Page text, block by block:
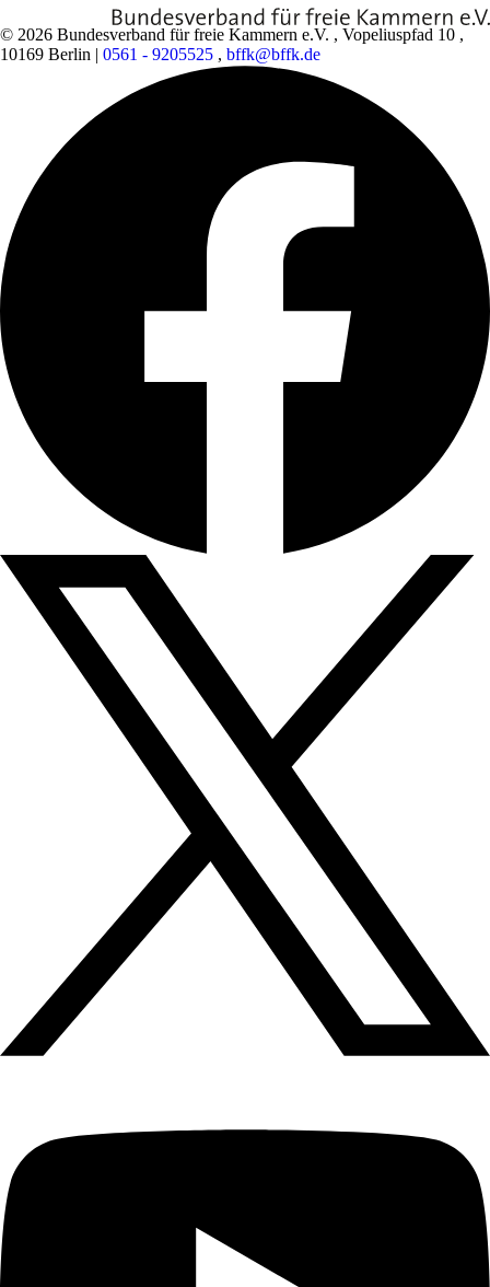
© 2026 Bundesverband für freie Kammern e.V. , Vopeliuspfad 10 ,
10169 Berlin | 0561 - 9205525 , bffk@bffk.de